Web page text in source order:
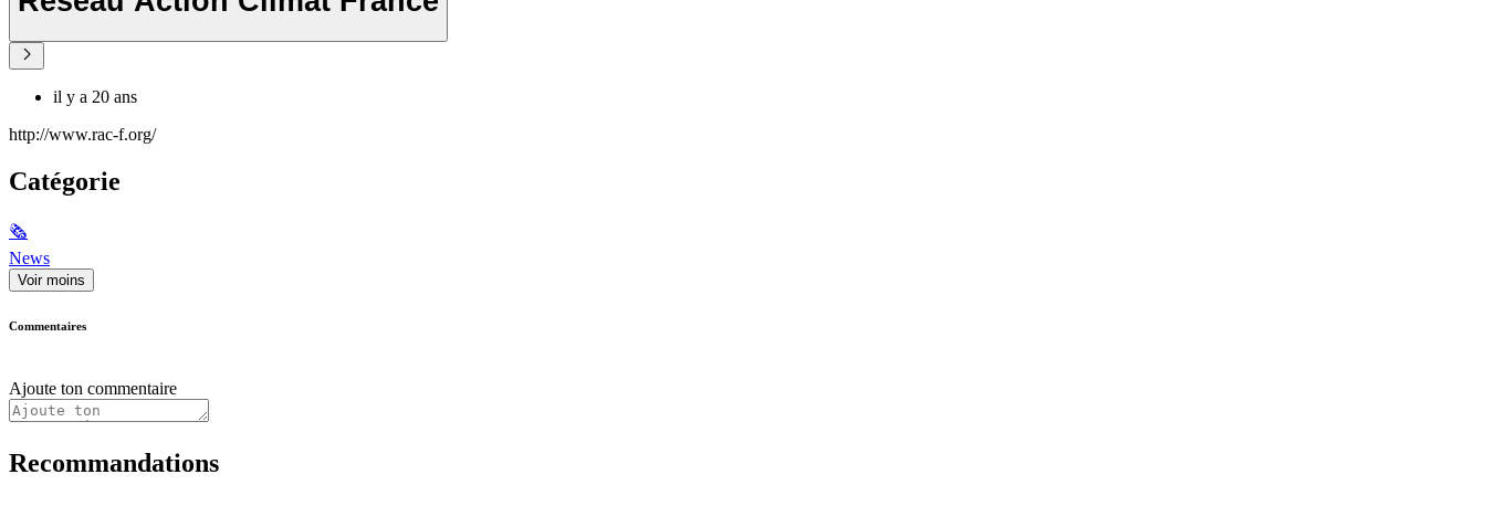
il y a 20 ans
http://www.rac-f.org/
Catégorie
🗞
News
Voir moins
Commentaires
Ajoute ton commentaire
Recommandations